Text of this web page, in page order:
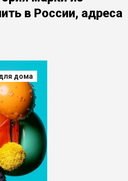
в России, адреса
дома